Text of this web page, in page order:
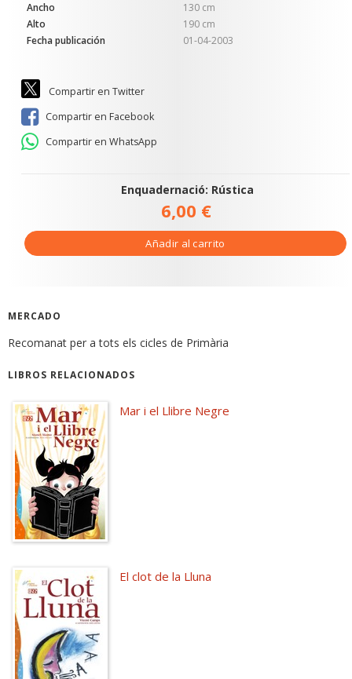
Ancho
130 cm
Alto
190 cm
Fecha publicación
01-04-2003
Compartir en Twitter
Compartir en Facebook
Compartir en WhatsApp
Enquadernació: Rústica
6,00 €
Añadir al carrito
MERCADO
Recomanat per a tots els cicles de Primària
LIBROS RELACIONADOS
Mar i el Llibre Negre
El clot de la Lluna